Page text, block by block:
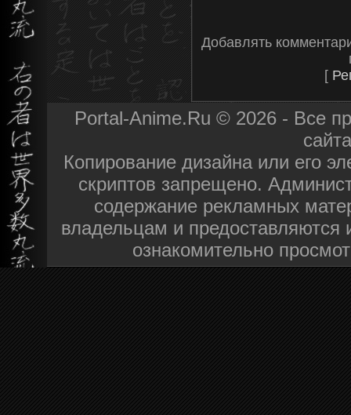
Добавлять
[
Portal-Anime.Ru © 2026 - Все
Копирование дизайна или его
скриптов запрещено.
содержание рекламных
владельцам и предоставляются
ознакомительно